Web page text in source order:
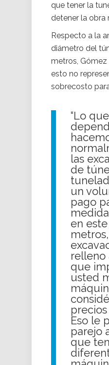
que tener la
detener la obra
Respecto a la
diámetro del
metros, Gómez
esto no
sobrecosto
“Lo
las
de
un
pago
en este
relleno
que
usted
Eso le
parejo
que